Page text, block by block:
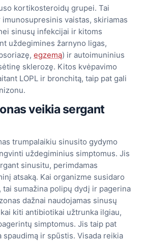
kortikosteroidų grupei. Tai
vaistas, skiriamas
sinusų infekcijai ir kitoms
uždegimines žarnyno ligas,
egzemą) ir autoimuninius
sklerozę. Kitos kvėpavimo
LOPL ir bronchitą, taip pat gali
veikia sergant
trumpalaikiu sinusito gydymo
uždegiminius simptomus. Jis
sinusitu, perimdamas
atsaką. Kai organizme susidaro
sumažina polipų dydį ir pagerina
dažnai naudojamas sinusų
kiti antibiotikai užtrunka ilgiau,
simptomus. Jis taip pat
spaudimą ir spūstis. Visada reikia